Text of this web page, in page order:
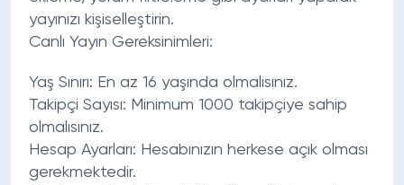
yayınızı kişiselleştirin.
Canlı Yayın Gereksinimleri:
Yaş Sınırı: En az 16 yaşında olmalısınız.
Takipçi Sayısı: Minimum 1000 takipçiye sahip
olmalısınız.
Hesap Ayarları: Hesabınızın herkese açık olması
gerekmektedir.